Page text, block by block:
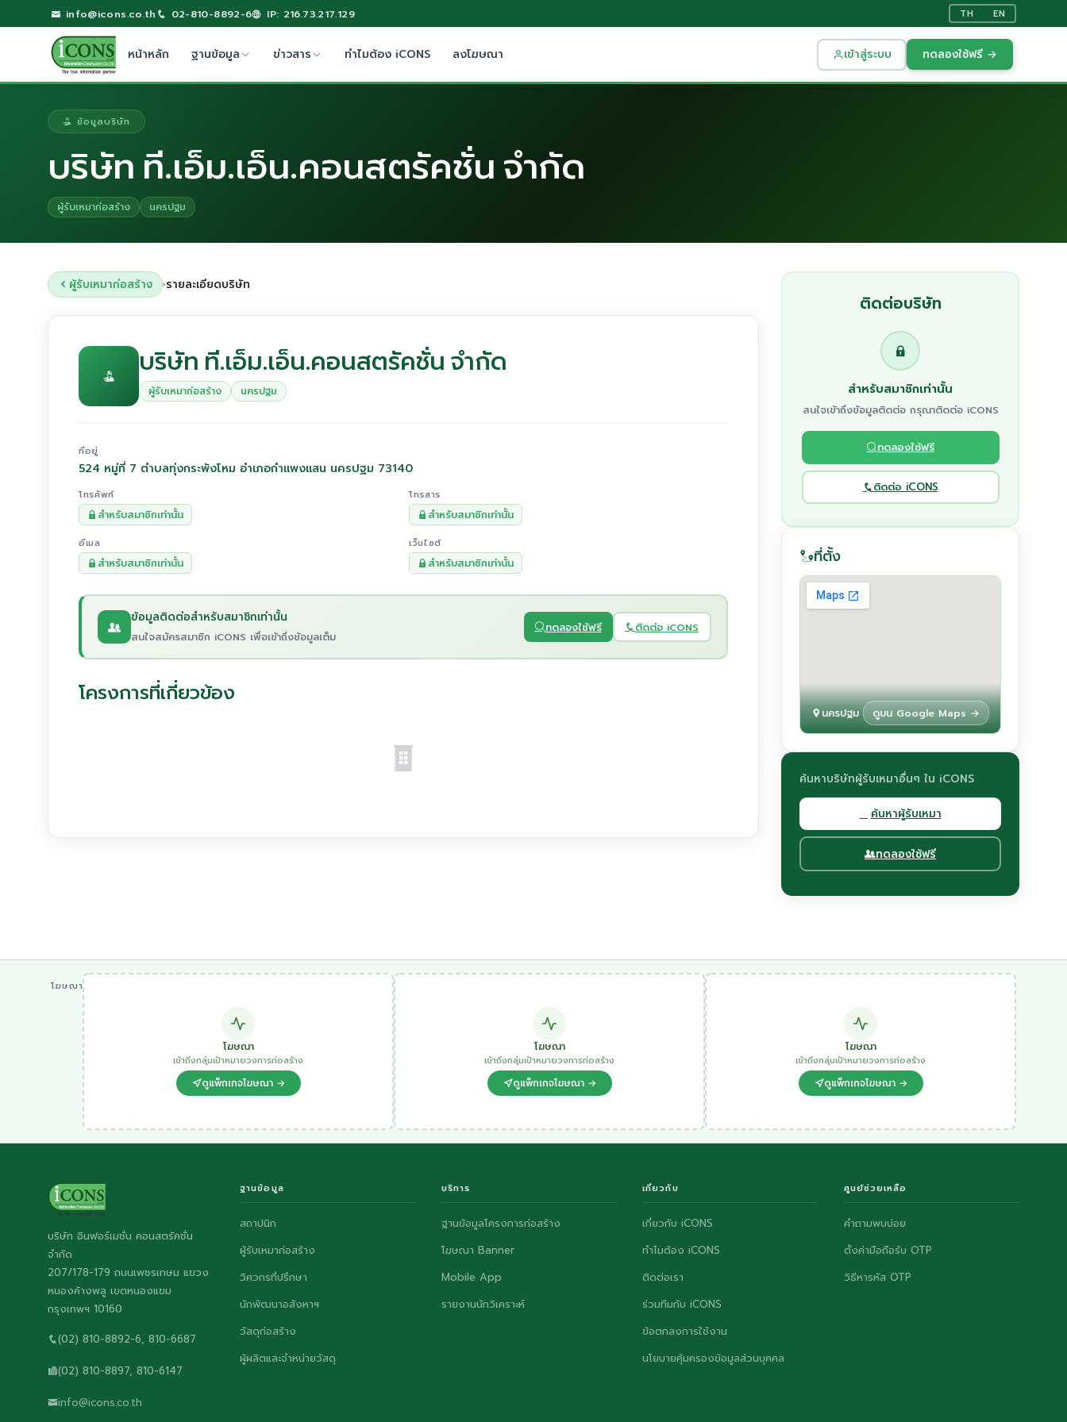
info@icons.co.th 02-810-8892-6 IP: 216.73.217.129 TH EN
หน้าหลัก ฐานข้อมูล ข่าวสาร ทำไมต้อง iCONS ลงโฆษณา เข้าสู่ระบบ ทดลองใช้ฟรี →
ข้อมูลบริษัท
บริษัท ที.เอ็ม.เอ็น.คอนสตรัคชั่น จำกัด
ผู้รับเหมาก่อสร้าง นครปฐม
ผู้รับเหมาก่อสร้าง ›รายละเอียดบริษัท
บริษัท ที.เอ็ม.เอ็น.คอนสตรัคชั่น จำกัด
ผู้รับเหมาก่อสร้าง นครปฐม
ที่อยู่
524 หมู่ที่ 7 ตำบลทุ่งกระพังโหม อำเภอกำแพงแสน นครปฐม 73140
โทรศัพท์
สำหรับสมาชิกเท่านั้น
โทรสาร
สำหรับสมาชิกเท่านั้น
อีเมล
สำหรับสมาชิกเท่านั้น
เว็บไซต์
สำหรับสมาชิกเท่านั้น
ข้อมูลติดต่อสำหรับสมาชิกเท่านั้น
สนใจสมัครสมาชิก iCONS เพื่อเข้าถึงข้อมูลเต็ม
ทดลองใช้ฟรี ติดต่อ iCONS
โครงการที่เกี่ยวข้อง
ติดต่อบริษัท
สำหรับสมาชิกเท่านั้น
สนใจเข้าถึงข้อมูลติดต่อ กรุณาติดต่อ iCONS
ทดลองใช้ฟรี
ติดต่อ iCONS
ที่ตั้ง
นครปฐม ดูบน Google Maps →
ค้นหาบริษัทผู้รับเหมาอื่นๆ ใน iCONS
ค้นหาผู้รับเหมา
ทดลองใช้ฟรี
โฆษณา
โฆษณา
เข้าถึงกลุ่มเป้าหมายวงการก่อสร้าง
ดูแพ็กเกจโฆษณา →
โฆษณา
เข้าถึงกลุ่มเป้าหมายวงการก่อสร้าง
ดูแพ็กเกจโฆษณา →
โฆษณา
เข้าถึงกลุ่มเป้าหมายวงการก่อสร้าง
ดูแพ็กเกจโฆษณา →
บริษัท อินฟอร์เมชั่น คอนสตรัคชั่น
จำกัด
207/178-179 ถนนเพชรเกษม แขวง
หนองค้างพลู เขตหนองแขม
กรุงเทพฯ 10160
(02) 810-8892-6, 810-6687
(02) 810-8897, 810-6147
info@icons.co.th
ฐานข้อมูล
สถาปนิก
ผู้รับเหมาก่อสร้าง
วิศวกรที่ปรึกษา
นักพัฒนาอสังหาฯ
วัสดุก่อสร้าง
ผู้ผลิตและจำหน่ายวัสดุ
บริการ
ฐานข้อมูลโครงการก่อสร้าง
โฆษณา Banner
Mobile App
รายงานนักวิเคราะห์
เกี่ยวกับ
เกี่ยวกับ iCONS
ทำไมต้อง iCONS
ติดต่อเรา
ร่วมทีมกับ iCONS
ข้อตกลงการใช้งาน
นโยบายคุ้มครองข้อมูลส่วนบุคคล
ศูนย์ช่วยเหลือ
คำถามพบบ่อย
ตั้งค่ามือถือรับ OTP
วิธีหารหัส OTP